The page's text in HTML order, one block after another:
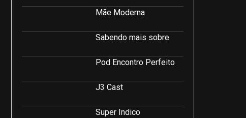
Mãe Moderna
Sabendo mais sobre
Pod Encontro Perfeito
J3 Cast
Super Indico